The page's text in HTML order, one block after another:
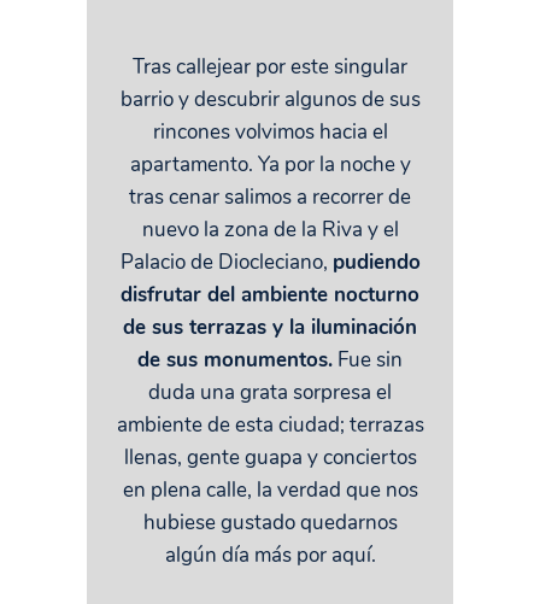
Tras callejear por este singular
barrio y descubrir algunos de sus
rincones volvimos hacia el
apartamento. Ya por la noche y
tras cenar salimos a recorrer de
nuevo la zona de la Riva y el
Palacio de Diocleciano, pudiendo
disfrutar del ambiente nocturno
de sus terrazas y la iluminación
de sus monumentos. Fue sin
duda una grata sorpresa el
ambiente de esta ciudad; terrazas
llenas, gente guapa y conciertos
en plena calle, la verdad que nos
hubiese gustado quedarnos
algún día más por aquí.